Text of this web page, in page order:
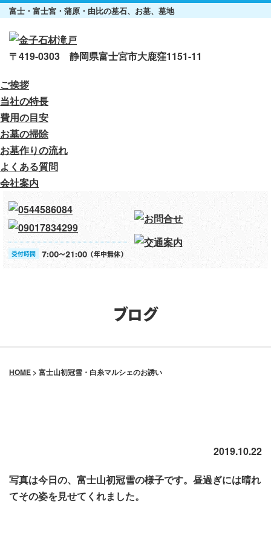
富士・富士宮・蒲原・由比の墓石、お墓、墓地
〒419-0303 静岡県富士宮市大鹿窪1151-11
ご挨拶
当社の特長
費用の目安
お墓の掃除
お墓作りの流れ
よくある質問
会社案内
受付時間 7:00～21:00（年中無休）
ブログ
HOME > 富士山初冠雪・白糸マルシェのお誘い
2019.10.22
写真は今日の、富士山初冠雪の様子です。 昼過ぎには晴れ
てその姿を見せてくれました。